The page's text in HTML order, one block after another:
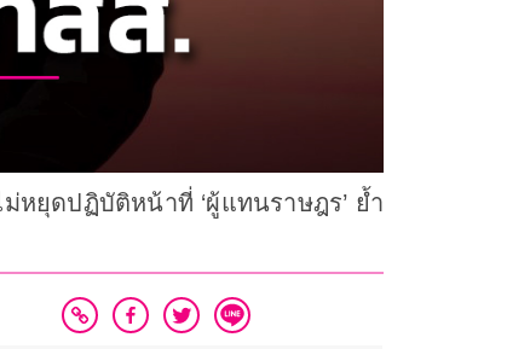
หยุดปฏิบัติหน้าที่ ‘ผู้แทนราษฎร’ ย้ำ